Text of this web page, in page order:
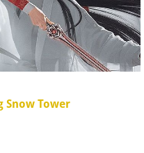
Snow Tower